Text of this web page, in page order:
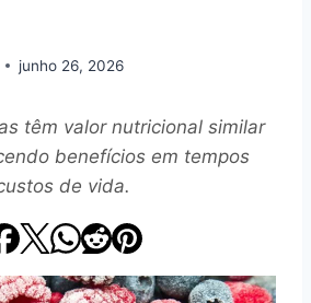
junho 26, 2026
têm valor nutricional similar
benefícios em tempos
de vida.